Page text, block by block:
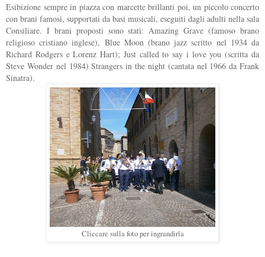
Esibizione sempre in piazza con marcette brillanti poi, un piccolo concerto
con brani famosi, supportati da basi musicali, eseguiti dagli adulti nella sala
Consiliare. I brani proposti sono stati: Amazing Grave (famoso brano
religioso cristiano inglese), Blue Moon (brano jazz scritto nel 1934 da
Richard Rodgers e Lorenz Hart); Just called to say i love you (scritta da
Steve Wonder nel 1984) Strangers in the night (cantata nel 1966 da Frank
Sinatra).
Cliccare sulla foto per ingrandirla